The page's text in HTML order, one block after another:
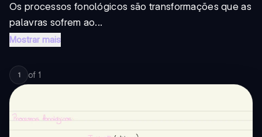
Os processos fonológicos são transformações que as
palavras sofrem ao...
Mostrar mais
1 of 1